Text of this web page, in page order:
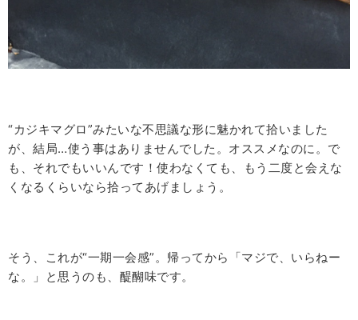
“カジキマグロ”みたいな不思議な形に魅かれて拾いました
が、結局…使う事はありませんでした。オススメなのに。で
も、それでもいいんです！使わなくても、もう二度と会えな
くなるくらいなら拾ってあげましょう。
そう、これが“一期一会感”。帰ってから「マジで、いらねー
な。」と思うのも、醍醐味です。